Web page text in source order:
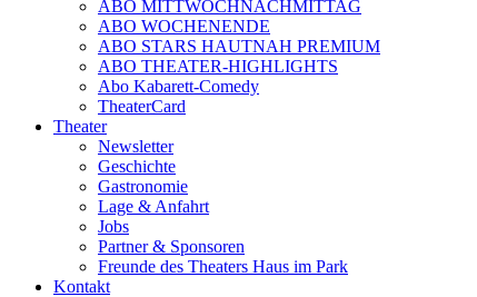
ABO MITTWOCHNACHMITTAG
ABO WOCHENENDE
ABO STARS HAUTNAH PREMIUM
ABO THEATER-HIGHLIGHTS
Abo Kabarett-Comedy
TheaterCard
Theater
Newsletter
Geschichte
Gastronomie
Lage & Anfahrt
Jobs
Partner & Sponsoren
Freunde des Theaters Haus im Park
Kontakt